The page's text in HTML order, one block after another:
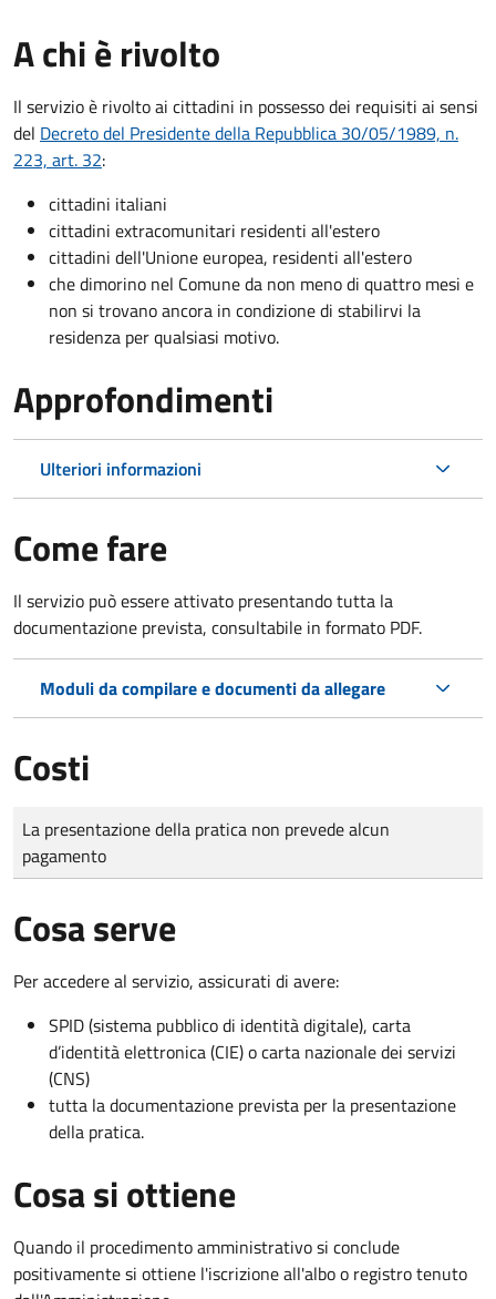
A chi è rivolto
Il servizio è rivolto ai cittadini in possesso dei requisiti ai sensi
del Decreto del Presidente della Repubblica 30/05/1989, n.
223, art. 32:
cittadini italiani
cittadini extracomunitari residenti all'estero
cittadini dell'Unione europea, residenti all'estero
che dimorino nel Comune da non meno di quattro mesi e
non si trovano ancora in condizione di stabilirvi la
residenza per qualsiasi motivo.
Approfondimenti
Ulteriori informazioni
Come fare
Il servizio può essere attivato presentando tutta la
documentazione prevista, consultabile in formato PDF.
Moduli da compilare e documenti da allegare
Costi
Tipo di pagamento
Importo
La presentazione della pratica non prevede alcun
pagamento
Cosa serve
Per accedere al servizio, assicurati di avere:
SPID (sistema pubblico di identità digitale), carta
d’identità elettronica (CIE) o carta nazionale dei servizi
(CNS)
tutta la documentazione prevista per la presentazione
della pratica.
Cosa si ottiene
Quando il procedimento amministrativo si conclude
positivamente si ottiene l'iscrizione all'albo o registro tenuto